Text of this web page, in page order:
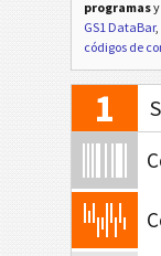
programas
GS1 DataBar,
códigos de
1